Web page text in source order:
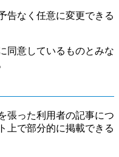
告なく任意に変更できる
同意しているものとみな
張った利用者の記事につ
上で部分的に掲載できる